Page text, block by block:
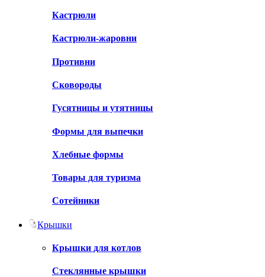
Кастрюли
Кастрюли-жаровни
Противни
Сковороды
Гусятницы и утятницы
Формы для выпечки
Хлебные формы
Товары для туризма
Сотейники
Крышки
Крышки для котлов
Стеклянные крышки